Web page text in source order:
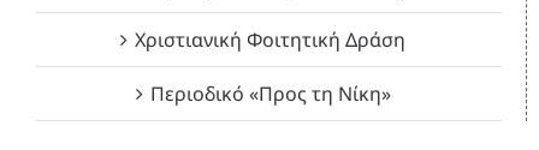
Χριστιανική Φοιτητική Δράση
Περιοδικό «Προς τη Νίκη»